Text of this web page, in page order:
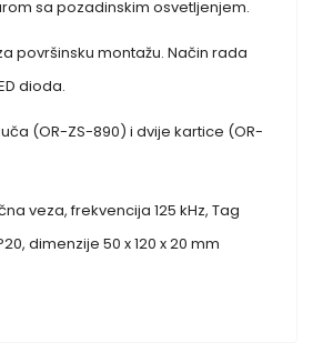
sa pozadinskim osvetljenjem.
površinsku montažu. Način rada
dioda.
(OR-ZS-890) i dvije kartice (OR-
veza, frekvencija 125 kHz, Tag
dimenzije 50 x 120 x 20 mm